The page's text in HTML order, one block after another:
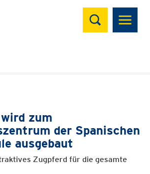
Suchen
zum
der Spanischen
ausgebaut
Zugpferd für die gesamte